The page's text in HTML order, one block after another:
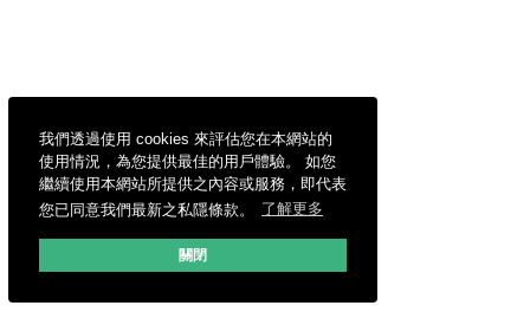
我們透過使用 cookies 來評估您在本網站的
使用情況，為您提供最佳的用戶體驗。 如您
繼續使用本網站所提供之內容或服務，即代表
您已同意我們最新之私隱條款。
了解更多
關閉